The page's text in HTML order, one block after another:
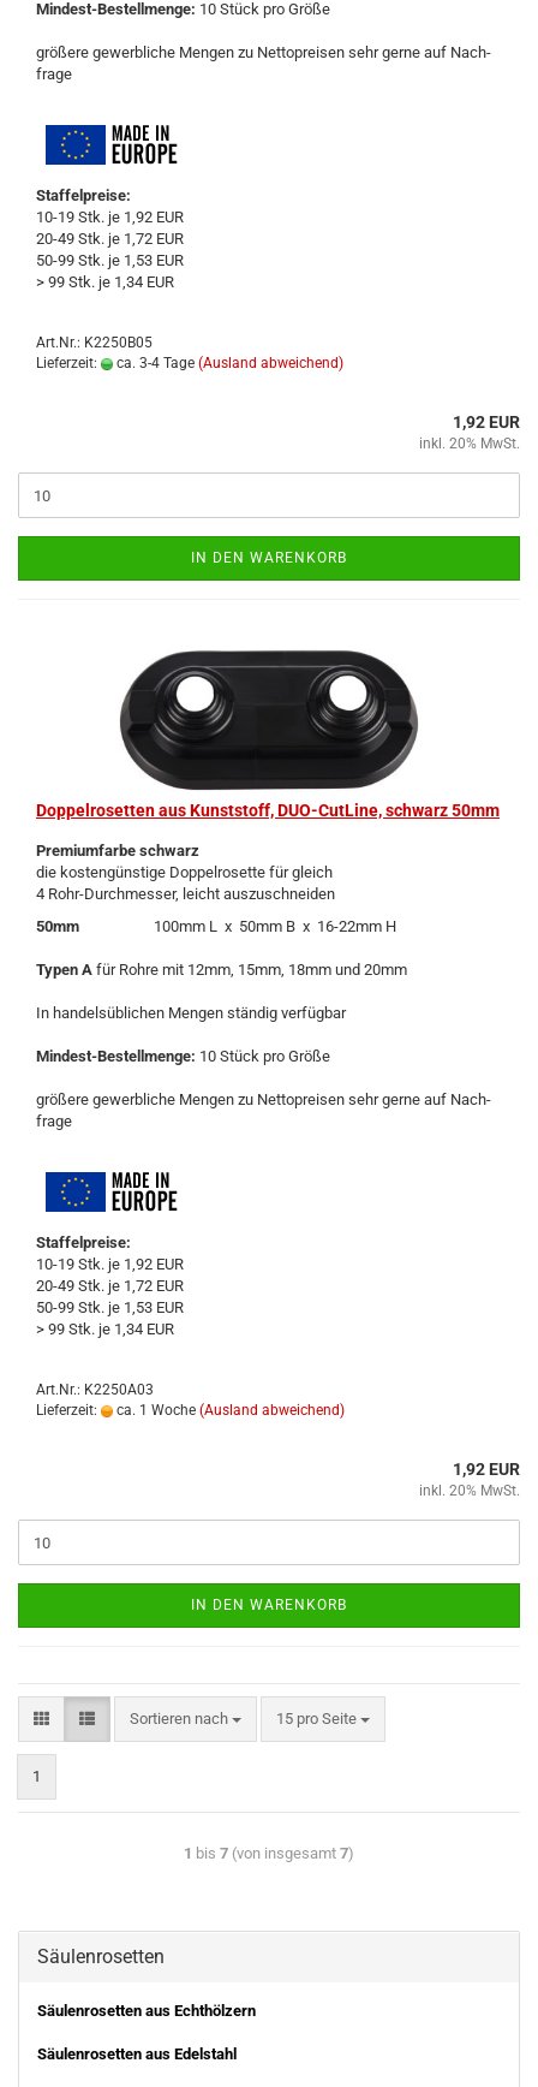
Mindest-​Bestellmenge: 10 Stück pro Größe
grö­ße­re ge­werb­li­che Men­gen zu Net­to­prei­sen sehr gerne auf Nach­
fra­ge
Staffelpreise:
10-19 Stk. je 1,92 EUR
20-49 Stk. je 1,72 EUR
50-99 Stk. je 1,53 EUR
> 99 Stk. je 1,34 EUR
Art.Nr.: K2250B05
Lieferzeit:
ca. 3-4 Tage (Ausland abweichend)
1,92 EUR
inkl. 20% MwSt.
IN DEN WARENKORB
Dop­pel­ro­set­ten aus Kunst­stoff, DUO-​Cut­Line, schwarz 50mm
Pre­mi­um­far­be schwarz
die kos­ten­güns­ti­ge Dop­pel­ro­set­te für gleich
4 Rohr-​Durchmesser, leicht aus­zu­schnei­den
50mm
100mm L x 50mm B x 16-​22mm H
Typen A für Rohre mit 12mm, 15mm, 18mm und 20mm
In han­dels­üb­li­chen Men­gen stän­dig ver­füg­bar
Mindest-​Bestellmenge: 10 Stück pro Größe
grö­ße­re ge­werb­li­che Men­gen zu Net­to­prei­sen sehr gerne auf Nach­
fra­ge
Staffelpreise:
10-19 Stk. je 1,92 EUR
20-49 Stk. je 1,72 EUR
50-99 Stk. je 1,53 EUR
> 99 Stk. je 1,34 EUR
Art.Nr.: K2250A03
Lieferzeit:
ca. 1 Woche (Ausland abweichend)
1,92 EUR
inkl. 20% MwSt.
IN DEN WARENKORB
Sortieren nach 15 pro Seite
1
1 bis 7 (von insgesamt 7)
Säulenrosetten
Säulenrosetten aus Echthölzern
Säulenrosetten aus Edelstahl